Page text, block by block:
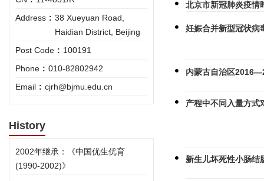
Address : 38 Xueyuan Road,
Haidian District, Beijing
Post Code : 100191
Phone : 010-82802942
Email : cjrh@bjmu.edu.cn
History
2002年继承：《中国优生优育
(1990-2002)》
北京市新冠肺炎疫情
妊娠合并新型冠状病
内蒙古自治区
产程中不同入量方式
新生儿坏死性小肠结